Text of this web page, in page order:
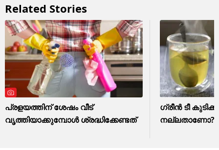
Related Stories
പ്രളയത്തിന് ശേഷം വീട്
വൃത്തിയാക്കുമ്പോൾ ശ്രദ്ധിക്കേണ്ടത്
ഗ്രീൻ ടീ
നല്ലതാണോ?